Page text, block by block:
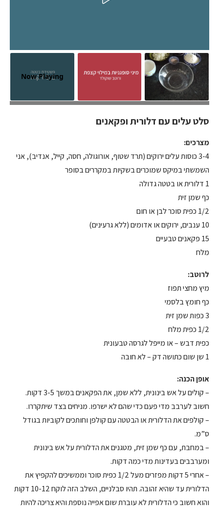
Now Playing
סלט עלים עם דלורית ופקאנים
מצרכים:
3-4 כוסות עלים ירוקים (תרד שטוף, אורוגולה, חסה, קייל, אנדיב), אני
השמשתי במיקס שמוכרים בשקיות במקררים בסופר
1 דלורית או בטטה גדולה
כף שמן זית
1/2 כפית סוכר לבן או חום
10 ענבים, ירוקים או אדומים (ללא גרעינים)
15 פקאנים טבעיים
מלח
לרוטב:
מיץ מחצי תפוז
כף חומץ בלסמי
3 כפות שמן זית
1/2 כפית מלח
כפית דבש – או מייפל לגרסה טבעונית
1 שן שום כתושה דק – לא חובה
אופן הכנה:
– קולים על אש בינונית, ללא שמן, את הפקאנים במשך 3-5 דקות.
חשוב לערבב מדי פעם כדי שהם לא ישרפו. מניחים בצד שיתקררו.
– קולפים את הדלורית או הבטטה עם קולפן וחותכים לקוביות בגודל
ס”מ.
– במחבת, עם כף שמן זית, מטגנים את הדלורית על אש בינונית
ומערבבים בעדינות מדי כמה דקות.
– אחרי 5 דקות מפזרים מעל 1/2 כפית סוכר וממשיכים להקפיץ את
הדלורית עד שהיא זהובה. תהיו סבלניים, השלב הזה לוקח 10-12 דקות
והוא חשוב כי הדלורית לא עוברת שום אפייה נוספת והיא צריכה להיות